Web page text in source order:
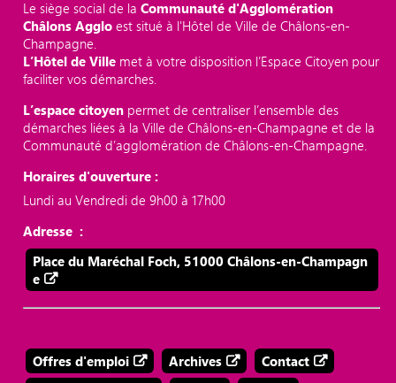
Le siège social de laCommunauté d'Agglomération
Châlons Aggloest situé à l'Hôtel de Ville de Châlons-en-
Champagne.
L’Hôtel de Ville met à votre disposition l’Espace Citoyen pour
faciliter vos démarches.
L’espace citoyen permet de centraliser l’ensemble des
démarches liées à la Ville de Châlons-en-Champagne et de la
Communauté d’agglomération de Châlons-en-Champagne.
Horaires d'ouverture :
Lundi au Vendredi de 9h00 à 17h00
Adresse :
Place du Maréchal Foch, 51000 Châlons-en-Champagn
e
Offres d'emploi Archives
Contact